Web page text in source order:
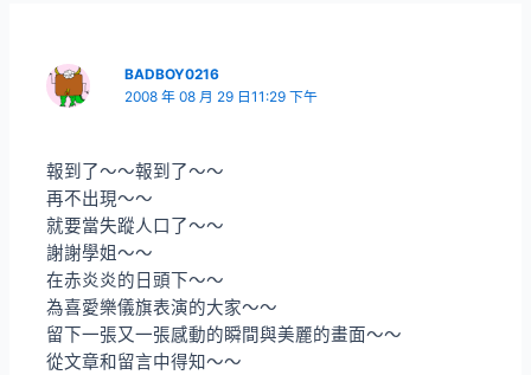
BADBOY0216
2008 年 08 月 29 日11:29 下午
報到了～～報到了～～
再不出現～～
就要當失蹤人口了～～
謝謝學姐～～
在赤炎炎的日頭下～～
為喜愛樂儀旗表演的大家～～
留下一張又一張感動的瞬間與美麗的畫面～～
從文章和留言中得知～～